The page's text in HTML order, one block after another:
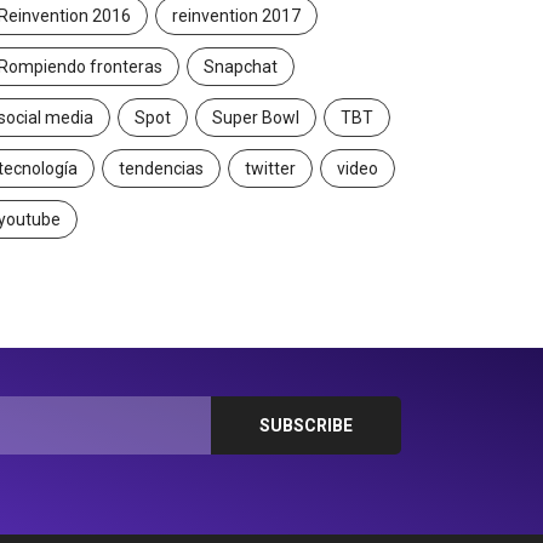
2016 reinvention 2017
fronteras Snapchat
media Spot Super Bowl TBT
tendencias twitter video